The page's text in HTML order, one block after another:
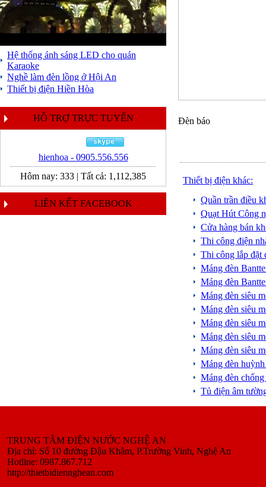
Hệ thống ánh sáng LED cho quán
Karaoke
Nghề làm đèn lồng ở Hội An
Thiết bị điện Hiền Hòa
HỖ TRỢ TRỰC TUYẾN
hienhoa - 0905.556.556
Hôm nay: 333 | Tất cả: 1,112,385
LIÊN KẾT FACEBOOK
Đèn báo
Thiết bị điện khác:
Quần trần điều
Quạt Hút Công
Cửa hàng bán
Thi công điện
Thi công lắp
Máng đèn
Máng đèn
Máng đèn siêu
Máng đèn siêu
Máng đèn siêu
Máng đèn siêu
Máng đèn siêu
Máng đèn
Máng đèn
Tủ điện âm
TRUNG TÂM ĐIỆN NƯỚC NGHỆ AN
Địa chỉ: Số 10 đường Đậu Khâm, P.Trường Vinh, Nghệ An
Hotline: 0987.867.712
http://thietbidiennghean.com